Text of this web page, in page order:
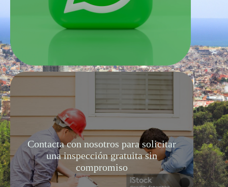
Contacta con nosotros para solicitar
una inspección gratuita sin
compromiso